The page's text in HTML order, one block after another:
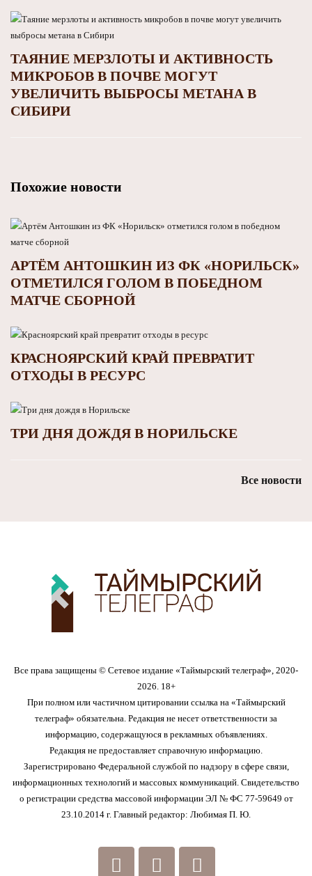
ТАЯНИЕ МЕРЗЛОТЫ И АКТИВНОСТЬ
МИКРОБОВ В ПОЧВЕ МОГУТ
УВЕЛИЧИТЬ ВЫБРОСЫ МЕТАНА В
СИБИРИ
Похожие новости
АРТЁМ АНТОШКИН ИЗ ФК «НОРИЛЬСК»
ОТМЕТИЛСЯ ГОЛОМ В ПОБЕДНОМ
МАТЧЕ СБОРНОЙ
КРАСНОЯРСКИЙ КРАЙ ПРЕВРАТИТ
ОТХОДЫ В РЕСУРС
ТРИ ДНЯ ДОЖДЯ В НОРИЛЬСКЕ
Все новости
Все права защищены © Сетевое издание «Таймырский телеграф», 2020-
2026. 18+
При полном или частичном цитировании ссылка на «Таймырский
телеграф» обязательна. Редакция не несет ответственности за
информацию, содержащуюся в рекламных объявлениях.
Редакция не предоставляет справочную информацию.
Зарегистрировано Федеральной службой по надзору в сфере связи,
информационных технологий и массовых коммуникаций. Свидетельство
о регистрации средства массовой информации ЭЛ № ФС 77-59649 от
23.10.2014 г. Главный редактор: Любимая П. Ю.